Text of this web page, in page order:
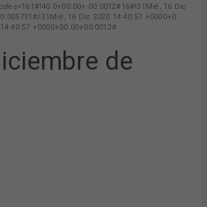
0+00:00+ 00:0012#16#!31Mié, 16 Dic
31Mié, 16 Dic 2020 14:40:57 +0000+0
+0000+00:00+00:0012#
de